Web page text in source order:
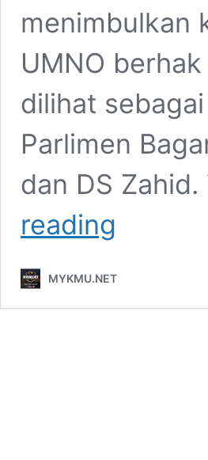
menimbulkan
UMNO
dilihat
Parlimen
dan DS
reading
Terhadap
Shamsul
MYKMU.NET